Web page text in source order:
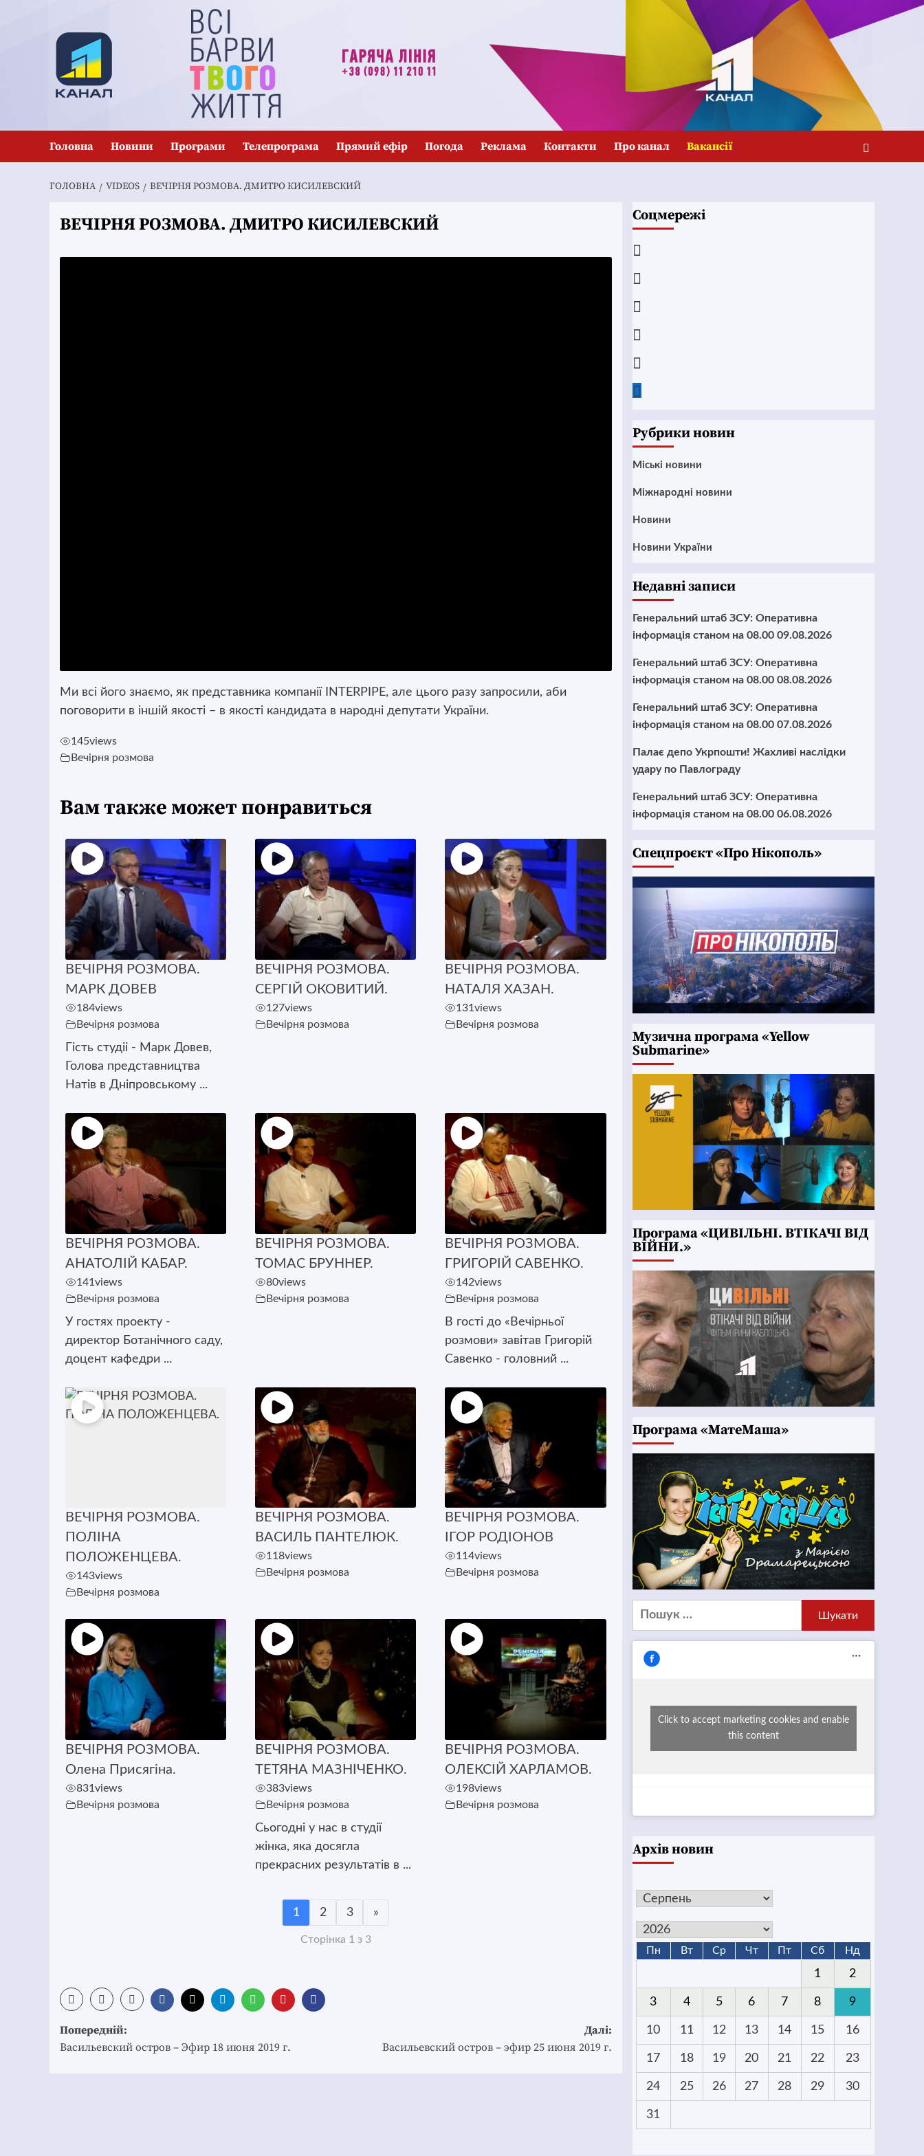
Головна Новини Програми Телепрограма Прямий ефір Погода Реклама Контакти Про канал Вакансії
ГОЛОВНА VIDEOS ВЕЧІРНЯ РОЗМОВА. ДМИТРО КИСИЛЕВСКИЙ
ВЕЧІРНЯ РОЗМОВА. ДМИТРО КИСИЛЕВСКИЙ
Ми всі його знаємо, як представника компанії INTERPIPE, але цього разу запросили, аби
поговорити в іншій якості – в якості кандидата в народні депутати України.
145views
Вечірня розмова
Вам также может понравиться
ВЕЧІРНЯ РОЗМОВА.
МАРК ДОВЕВ
184views
Вечірня розмова
Гість студіі - Марк Довев,
Голова представництва
Натів в Дніпровському ...
ВЕЧІРНЯ РОЗМОВА.
СЕРГІЙ ОКОВИТИЙ.
127views
Вечірня розмова
ВЕЧІРНЯ РОЗМОВА.
НАТАЛЯ ХАЗАН.
131views
Вечірня розмова
ВЕЧІРНЯ РОЗМОВА.
АНАТОЛІЙ КАБАР.
141views
Вечірня розмова
У гостях проекту -
директор Ботанічного саду,
доцент кафедри ...
ВЕЧІРНЯ РОЗМОВА.
ТОМАС БРУННЕР.
80views
Вечірня розмова
ВЕЧІРНЯ РОЗМОВА.
ГРИГОРІЙ САВЕНКО.
142views
Вечірня розмова
В гості до «Вечірньої
розмови» завітав Григорій
Савенко - головний ...
ВЕЧІРНЯ РОЗМОВА.
ПОЛІНА
ПОЛОЖЕНЦЕВА.
143views
Вечірня розмова
ВЕЧІРНЯ РОЗМОВА.
ВАСИЛЬ ПАНТЕЛЮК.
118views
Вечірня розмова
ВЕЧІРНЯ РОЗМОВА.
ІГОР РОДІОНОВ
114views
Вечірня розмова
ВЕЧІРНЯ РОЗМОВА.
Олена Присягіна.
831views
Вечірня розмова
ВЕЧІРНЯ РОЗМОВА.
ТЕТЯНА МАЗНІЧЕНКО.
383views
Вечірня розмова
Сьогодні у нас в студії
жінка, яка досягла
прекрасних результатів в ...
ВЕЧІРНЯ РОЗМОВА.
ОЛЕКСІЙ ХАРЛАМОВ.
198views
Вечірня розмова
1 2 3 »
Сторінка 1 з 3
Post
navigation
Попередній:
Васильевский остров – Эфир 18 июня 2019 г.
Далі:
Васильевский остров – эфир 25 июня 2019 г.
Соцмережі
Рубрики новин
Mіські новини
Міжнародні новини
Новини
Новини України
Недавні записи
Генеральний штаб ЗСУ: Оперативна
інформація станом на 08.00 09.08.2026
Генеральний штаб ЗСУ: Оперативна
інформація станом на 08.00 08.08.2026
Генеральний штаб ЗСУ: Оперативна
інформація станом на 08.00 07.08.2026
Палає депо Укрпошти! Жахливі наслідки
удару по Павлограду
Генеральний штаб ЗСУ: Оперативна
інформація станом на 08.00 06.08.2026
Cпецпроєкт «Про Нікополь»
Музична програма «Yellow
Submarine»
Програма «ЦИВІЛЬНІ. ВТІКАЧІ ВІД
ВІЙНИ.»
Програма «МатеМаша»
Пошук:
Click to accept marketing cookies and enable
this content
Архів новин
Пн Вт Ср Чт Пт Сб Нд
1 2
3 4 5 6 7 8 9
10 11 12 13 14 15 16
17 18 19 20 21 22 23
24 25 26 27 28 29 30
31